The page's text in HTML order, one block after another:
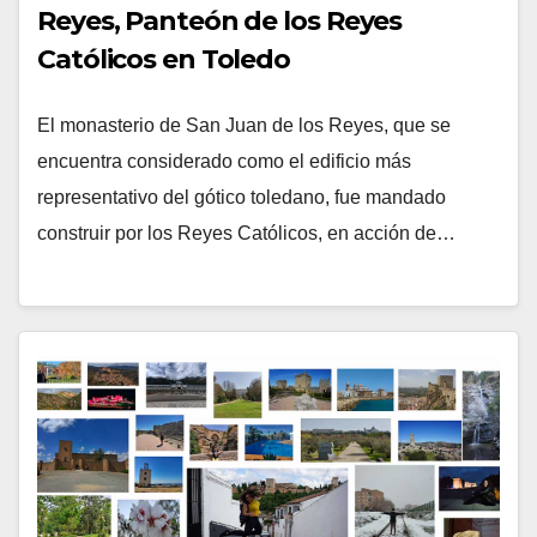
Reyes, Panteón de los Reyes
Católicos en Toledo
El monasterio de San Juan de los Reyes, que se
encuentra considerado como el edificio más
representativo del gótico toledano, fue mandado
construir por los Reyes Católicos, en acción de…